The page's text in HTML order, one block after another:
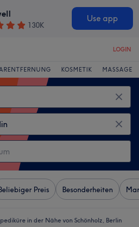
130K
Use app
LOGIN
KOSMETIK MASSAGE
Preis Besonderheiten
in der Nähe von Schönholz, Berlin